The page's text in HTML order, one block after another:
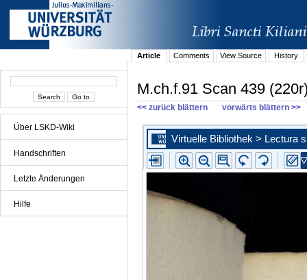
Über LSKD-Wiki
Handschriften
Letzte Änderungen
Hilfe
Article Comments View Source History
M.ch.f.91 Scan 439
<< zurück blättern vorwärts blättern >>